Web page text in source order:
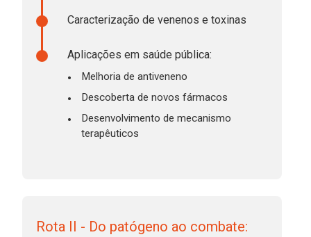
Caracterização de venenos e toxinas
Aplicações em saúde pública:
Melhoria de antiveneno
Descoberta de novos fármacos
Desenvolvimento de mecanismo
terapêuticos
Rota II - Do patógeno ao combate: